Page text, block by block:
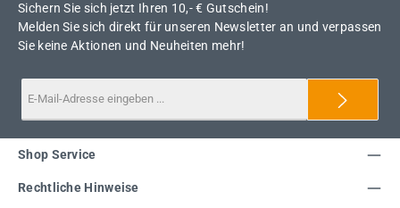
Sichern Sie sich jetzt Ihren 10,- € Gutschein!
Melden Sie sich direkt für unseren Newsletter an und verpassen
Sie keine Aktionen und Neuheiten mehr!
Shop Service
Rechtliche Hinweise